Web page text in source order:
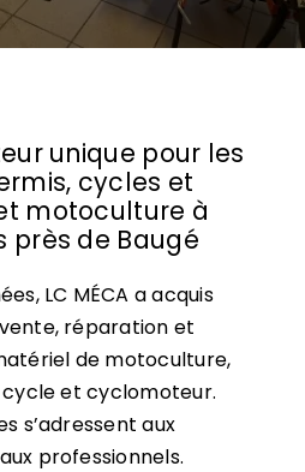
unique pour les
cycles et
motoculture à
près de Baugé
LC MÉCA a acquis
réparation et
de motoculture,
et cyclomoteur.
s’adressent aux
professionnels.